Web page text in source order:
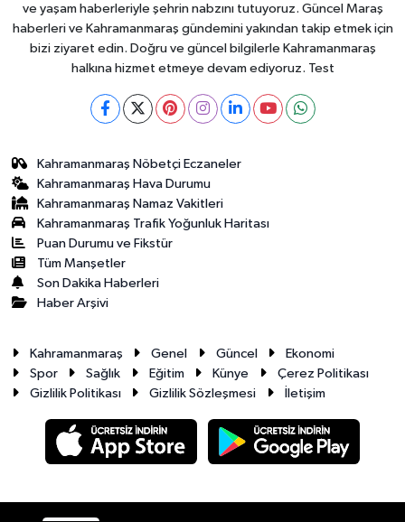
ve yaşam haberleriyle şehrin nabzını tutuyoruz. Güncel Maraş
haberleri ve Kahramanmaraş gündemini yakından takip etmek için
bizi ziyaret edin. Doğru ve güncel bilgilerle Kahramanmaraş
halkına hizmet etmeye devam ediyoruz. Test
Kahramanmaraş Nöbetçi Eczaneler
Kahramanmaraş Hava Durumu
Kahramanmaraş Namaz Vakitleri
Kahramanmaraş Trafik Yoğunluk Haritası
Puan Durumu ve Fikstür
Tüm Manşetler
Son Dakika Haberleri
Haber Arşivi
Kahramanmaraş Genel Güncel
Ekonomi
Spor
Sağlık Eğitim Künye
Çerez Politikası
Gizlilik Politikası
Gizlilik Sözleşmesi İletişim